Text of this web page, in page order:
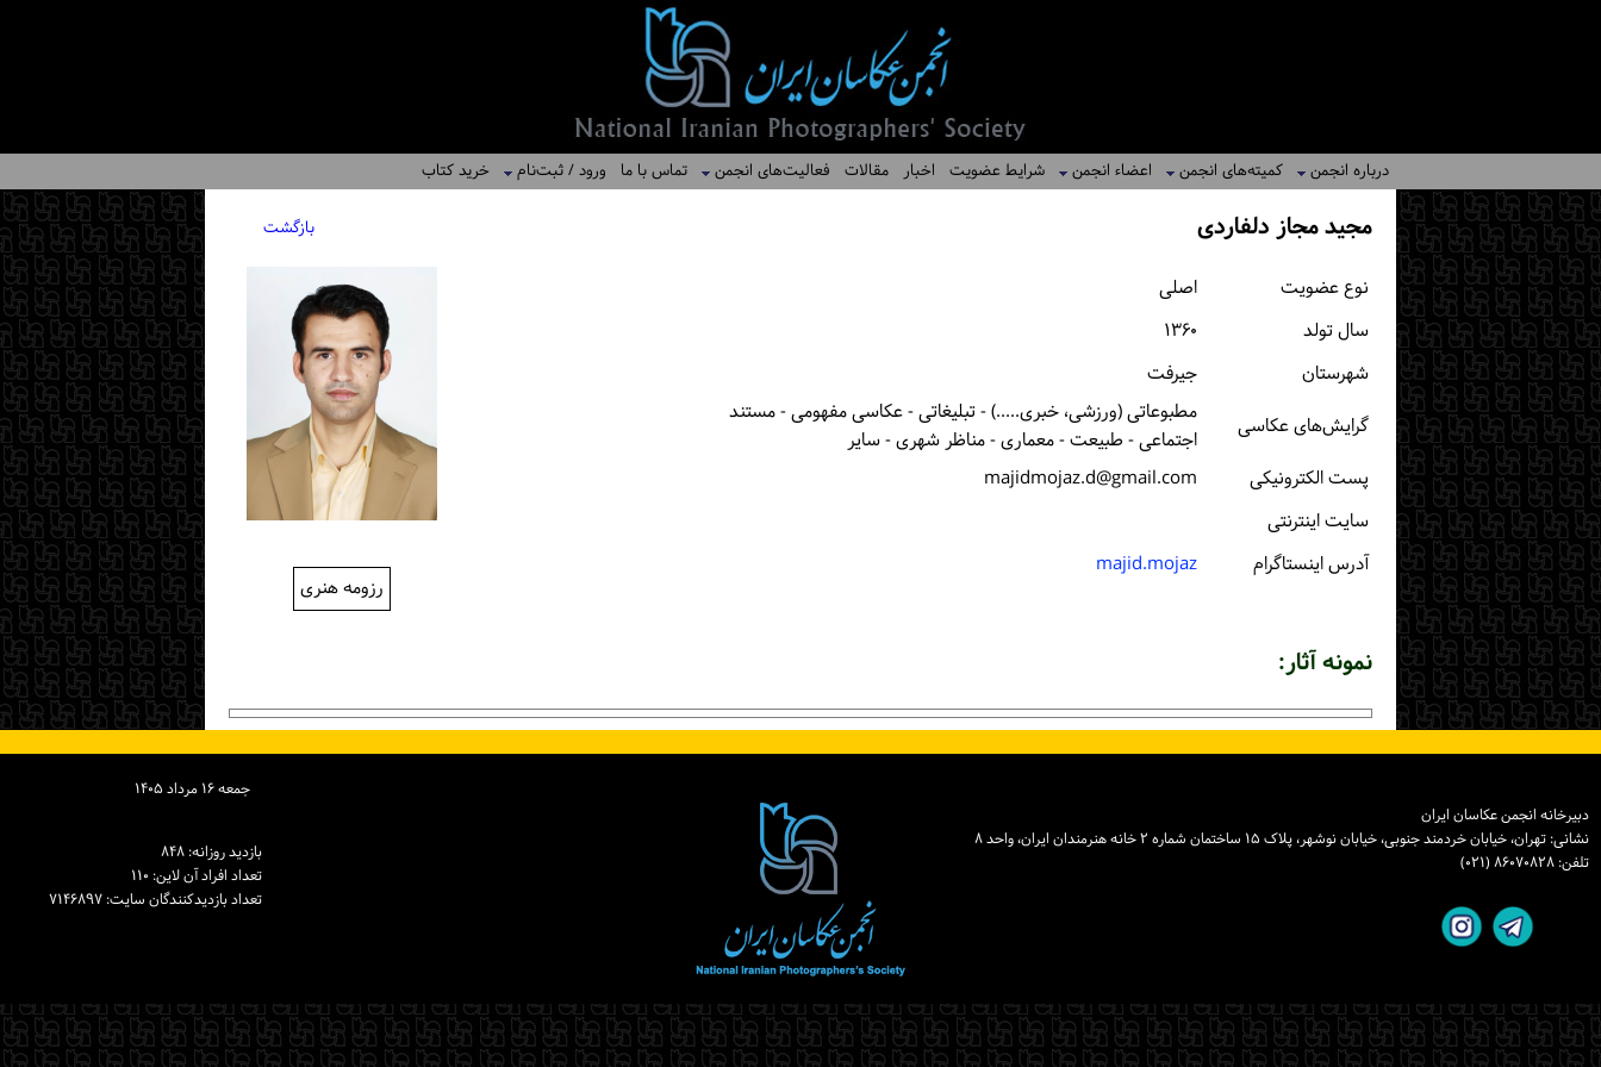
درباره انجمن کمیته‌های انجمن اعضاء انجمن شرایط عضویت اخبار مقالات فعالیت‌های انجمن تماس با ما ورود / ثبت‌نام خرید کتاب
مجید مجاز دلفاردی بازگشت
رزومه هنری
نوع عضویت
اصلی
سال تولد
۱۳۶۰
شهرستان
جیرفت
گرایش‌های عکاسی
مطبوعاتی (ورزشی، خبری.....) - تبلیغاتی - عکاسی مفهومی - مستند
اجتماعی - طبیعت - معماری - مناظر شهری - سایر
پست الكترونیكی
majidmojaz.d@gmail.com
سایت اینترنتی
آدرس اینستاگرام
majid.mojaz
نمونه آثار:
جمعه ۱۶ مرداد ۱۴۰۵
بازدید روزانه: ۸۴۸
تعداد افراد آن لاین: ۱۱۰
تعداد بازدیدكنندگان سایت: ۷۱۴۶۸۹۷
دبیرخانه انجمن عکاسان ایران
نشانی: تهران، خیابان خردمند جنوبی، خیابان نوشهر، پلاک ۱۵ ساختمان شماره ۲ خانه هنرمندان ایران، واحد ۸
تلفن: ۸۶۰۷۰۸۲۸ (۰۲۱)